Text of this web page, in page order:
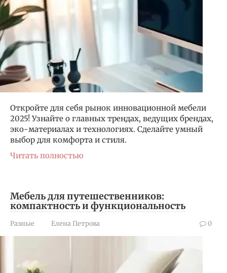
Откройте для себя рынок инновационной мебели
2025! Узнайте о главных трендах, ведущих брендах,
эко-материалах и технологиях. Сделайте умный
выбор для комфорта и стиля.
Читать полностью
Мебель для путешественников:
компактность и функциональность
Разные Елена Петрова 0